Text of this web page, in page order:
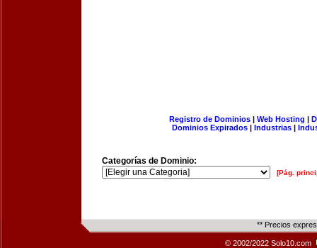
Registro de Dominios| Web Hosting |
Dominios Expirados | Industrias |
Categorías de Dominio:
[Pág.
** Precios
© 2002/2022 Solo10.com